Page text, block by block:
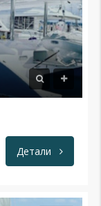
Детали